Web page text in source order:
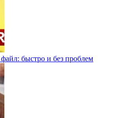
быстро и без проблем